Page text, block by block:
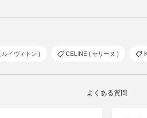
ルイヴィトン ) CELINE ( セリーヌ )
よくある質問